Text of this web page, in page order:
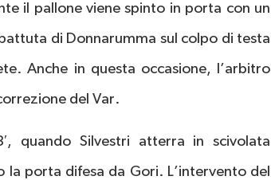
il pallone viene spinto in porta con un
di Donnarumma sul colpo di testa
Anche in questa occasione, l’arbitro
del Var.
quando Silvestri atterra in scivolata
porta difesa da Gori. L’intervento del